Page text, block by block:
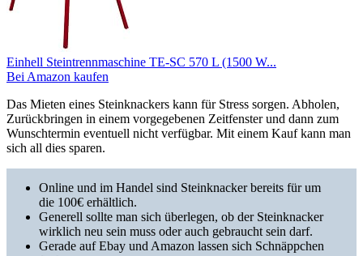
Einhell Steintrennmaschine TE-SC 570 L (1500 W...
Bei Amazon kaufen
Das Mieten eines Steinknackers kann für Stress sorgen. Abholen,
Zurückbringen in einem vorgegebenen Zeitfenster und dann zum
Wunschtermin eventuell nicht verfügbar. Mit einem Kauf kann man
sich all dies sparen.
Online und im Handel sind Steinknacker bereits für um
die 100€ erhältlich.
Generell sollte man sich überlegen, ob der Steinknacker
wirklich neu sein muss oder auch gebraucht sein darf.
Gerade auf Ebay und Amazon lassen sich Schnäppchen